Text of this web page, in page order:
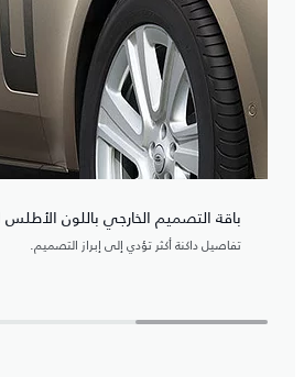
باقة التصميم الخارجي باللون الأطلس
تفاصيل داكنة أكثر تؤدي إلى إبراز التصميم.